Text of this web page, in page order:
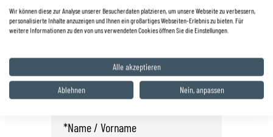
0 68 25 / 22 03
info.wnd@autohaus-zyrull.de
Fahrzeug anfragen oder
Probefahrt vereinbaren
Wir können diese zur Analyse unserer Besucherdaten platzieren, um unsere Webseite zu verbessern,
personalisierte Inhalte anzuzeigen und Ihnen ein großartiges Webseiten-Erlebnis zu bieten. Für
weitere Informationen zu den von uns verwendeten Cookies öffnen Sie die Einstellungen.
Alle akzeptieren
Ablehnen Nein, anpassen